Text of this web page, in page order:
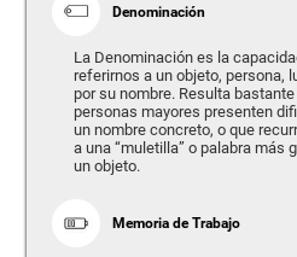
Denominación
La Denominación es la
referirnos a un objeto, persona,
por su nombre. Resulta
personas mayores presenten
un nombre concreto, o que
a una “muletilla” o palabra más
un objeto.
Memoria de Trabajo